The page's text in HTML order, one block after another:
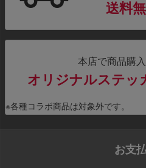
送料
本店で商品購
オリジナルステッ
※各種コラボ商品は対象外です。
お支